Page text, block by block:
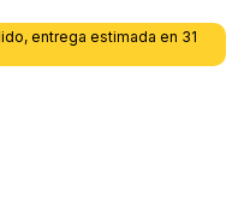
entrega estimada en 31